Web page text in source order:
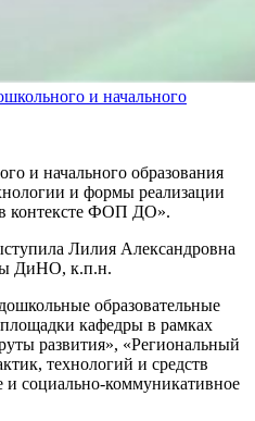
и начального
и начального образования
и формы реализации
контексте ФОП ДО».
Лилия Александровна
ДиНО, к.п.н.
образовательные
кафедры в рамках
развития», «Региональный
технологий и средств
социально-коммуникативное